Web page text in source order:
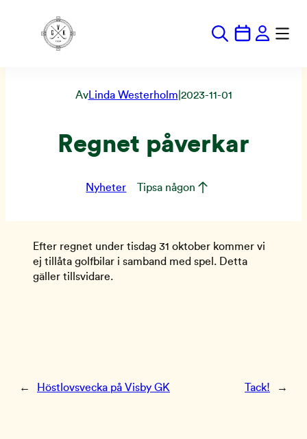
till
AvLinda Westerholm 2023-11-01
Regnet påverkar
Nyheter Tipsa någon
Efter regnet under tisdag 31 oktober kommer vi
ej tillåta golfbilar i samband med spel. Detta
gäller tillsvidare.
← Höstlovsvecka på Visby GK Tack! →